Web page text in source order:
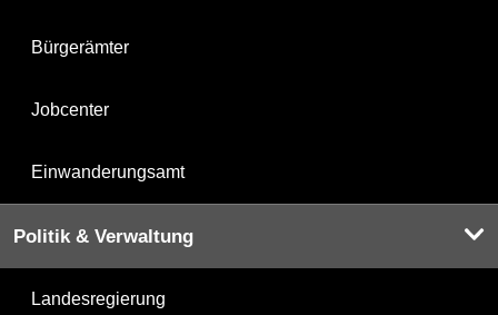
Bürgerämter
Jobcenter
Einwanderungsamt
Politik & Verwaltung
Landesregierung